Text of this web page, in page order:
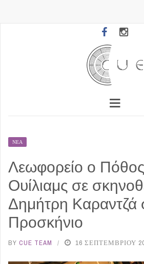
ΝΈΑ
Λεωφορείο ο Πόθος
Ουίλιαμς σε
Δημήτρη Καραντζά
Προσκήνιο
BY CUE TEAM 16 ΣΕΠΤΕΜΒΡΊΟΥ